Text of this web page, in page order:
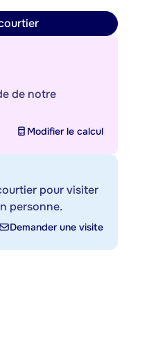
de notre
Modifier le calcul
pour visiter
personne.
Demander une visite